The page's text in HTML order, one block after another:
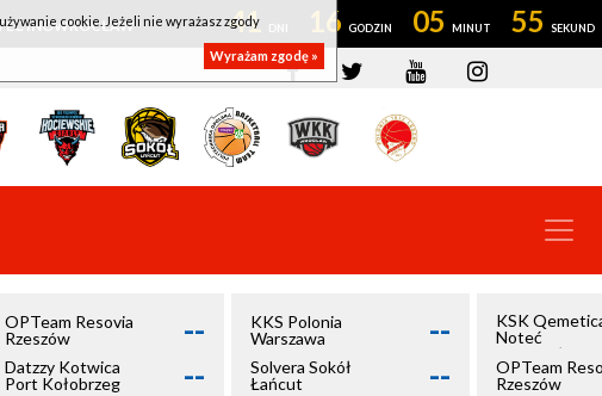
INOWROCŁAW 41 16 05 54
OPTeam Resovia
Rzeszów
--
Datzzy Kotwica
Port Kołobrzeg
--
KKS Polonia
Warszawa
--
Solvera Sokół
Łańcut
--
KSK
Noteć
Inowrocław
OPTeam
Rzeszów
cookie. Jeżeli nie wyrażasz zgody
Wyrażam zgodę »